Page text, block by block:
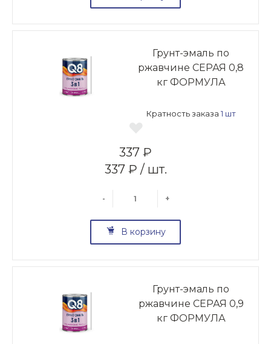
Грунт-эмаль по
ржавчине СЕРАЯ 0,8
кг ФОРМУЛА
Кратность заказа 1 шт
337 ₽
337 ₽ / шт.
- +
В корзину
Грунт-эмаль по
ржавчине СЕРАЯ 0,9
кг ФОРМУЛА